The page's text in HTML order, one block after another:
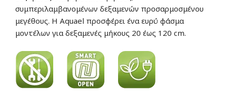
συμπεριλαμβανομένων δεξαμενών προσαρμοσμένου
μεγέθους. Η Aquael προσφέρει ένα ευρύ φάσμα
μοντέλων για δεξαμενές μήκους 20 έως 120 cm.